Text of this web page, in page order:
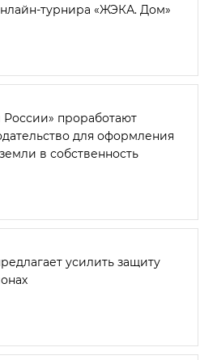
турнира «ЖЭКА. Дом»
проработают
для оформления
в собственность
усилить защиту